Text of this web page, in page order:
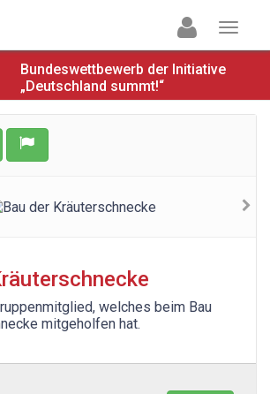
Bundeswettbewerb der Initiative
„Deutschland summt!“
welches beim Bau
mitgeholfen hat.